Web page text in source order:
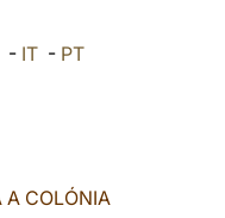
العربيّة - IT - PT
A COLÓNIA